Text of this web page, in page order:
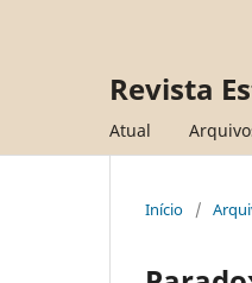
Revista
Atual
Início /